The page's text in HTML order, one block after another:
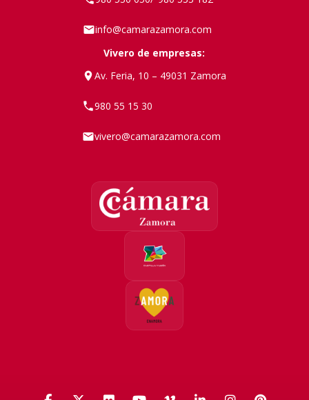
info@camarazamora.com
Vivero de empresas:
Av. Feria, 10 – 49031 Zamora
980 55 15 30
vivero@camarazamora.com